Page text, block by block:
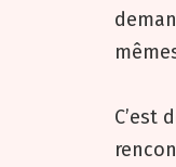
C’est